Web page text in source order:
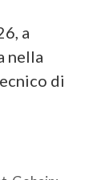
a
nella
di